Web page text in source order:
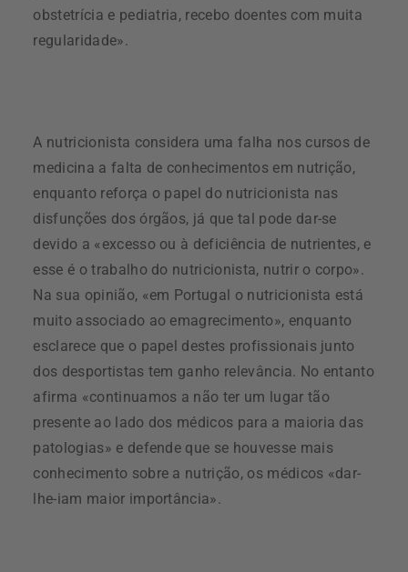
obstetrícia e pediatria, recebo doentes com muita
regularidade».
A nutricionista considera uma falha nos cursos de
medicina a falta de conhecimentos em nutrição,
enquanto reforça o papel do nutricionista nas
disfunções dos órgãos, já que tal pode dar-se
devido a «excesso ou à deficiência de nutrientes, e
esse é o trabalho do nutricionista, nutrir o corpo».
Na sua opinião, «em Portugal o nutricionista está
muito associado ao emagrecimento», enquanto
esclarece que o papel destes profissionais junto
dos desportistas tem ganho relevância. No entanto
afirma «continuamos a não ter um lugar tão
presente ao lado dos médicos para a maioria das
patologias» e defende que se houvesse mais
conhecimento sobre a nutrição, os médicos «dar-
lhe-iam maior importância».